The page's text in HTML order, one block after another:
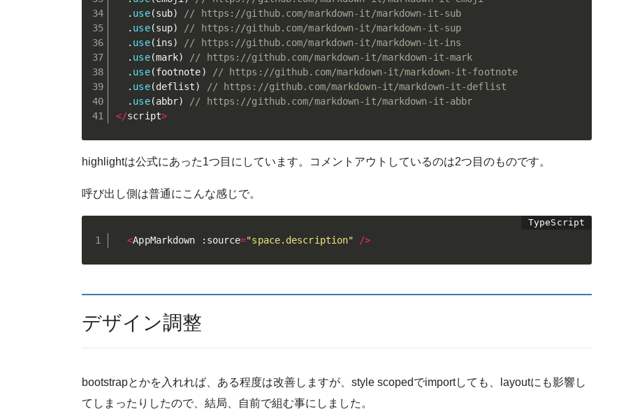
. use(sub)
// https://github.com/markdown-it/markdown-it-sub
. use(sup)
// https://github.com/markdown-it/markdown-it-sup
. use(ins)
// https://github.com/markdown-it/markdown-it-ins
. use(mark)
// https://github.com/markdown-it/markdown-it-mark
. use(footnote)
// https://github.com/markdown-it/markdown-it-footnote
. use(deflist)
// https://github.com/markdown-it/markdown-it-deflist
. use(abbr)
// https://github.com/markdown-it/markdown-it-abbr
</script>
highlightは公式にあった1つ目にしています。コメントアウトしているのは2つ目のものです。
呼び出し側は普通にこんな感じで。
<AppMarkdown : source="space.description" />
デザイン調整
bootstrapとかを入れれば、ある程度は改善しますが、style scopedでimportしても、layoutにも影響し
てしまったりしたので、結局、自前で組む事にしました。